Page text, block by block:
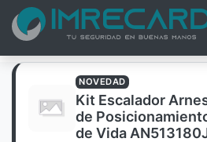
NOVEDAD
Kit Escalador
de
de Vida